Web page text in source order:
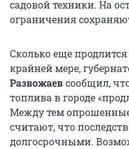
садовой техники. На
ограничения
Сколько еще
крайней мере,
Развожаевсообщил,
топлива в городе
Между тем
считают, что
долгосрочными.